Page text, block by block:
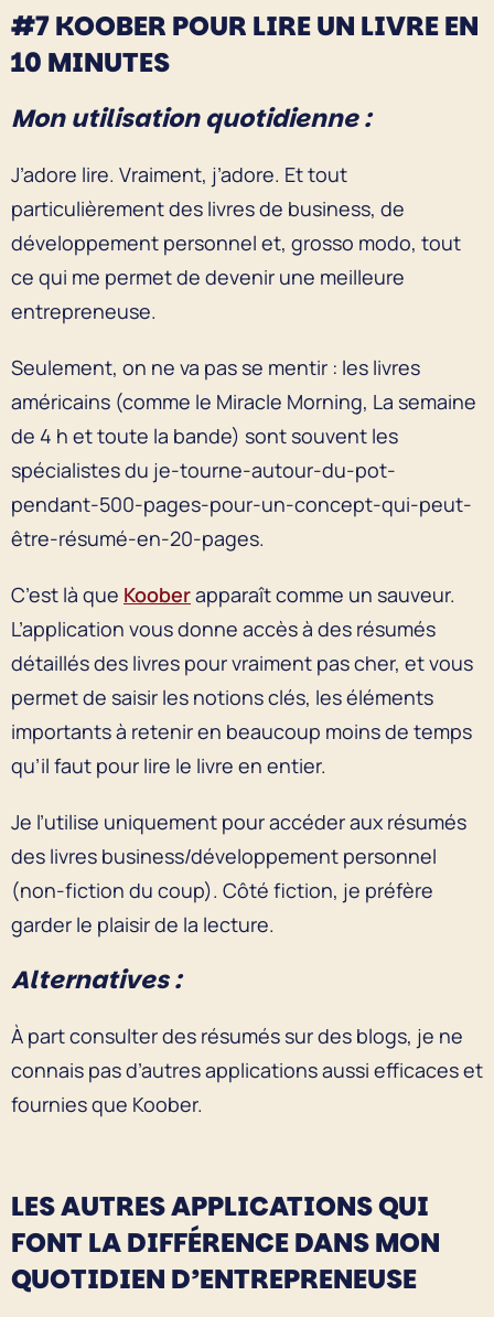
#7 KOOBER POUR LIRE UN LIVRE EN
10 MINUTES
Mon utilisation quotidienne :
J’adore lire. Vraiment, j’adore. Et tout
particulièrement des livres de business, de
développement personnel et, grosso modo, tout
ce qui me permet de devenir une meilleure
entrepreneuse.
Seulement, on ne va pas se mentir : les livres
américains (comme le Miracle Morning, La semaine
de 4 h et toute la bande) sont souvent les
spécialistes du je-tourne-autour-du-pot-
pendant-500-pages-pour-un-concept-qui-peut-
être-résumé-en-20-pages.
C’est là que Kooberapparaît comme un sauveur.
L’application vous donne accès à des résumés
détaillés des livres pour vraiment pas cher, et vous
permet de saisir les notions clés, les éléments
importants à retenir en beaucoup moins de temps
qu’il faut pour lire le livre en entier.
Je l’utilise uniquement pour accéder aux résumés
des livres business/développement personnel
(non-fiction du coup). Côté fiction, je préfère
garder le plaisir de la lecture.
Alternatives :
À part consulter des résumés sur des blogs, je ne
connais pas d’autres applications aussi efficaces et
fournies que Koober.
LES AUTRES APPLICATIONS QUI
FONT LA DIFFÉRENCE DANS MON
QUOTIDIEN D’ENTREPRENEUSE